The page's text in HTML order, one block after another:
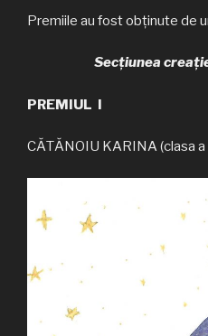
Premiile au fost obținute de
Secțiunea
PREMIUL I
CĂTĂNOIU KARINA (clasa a